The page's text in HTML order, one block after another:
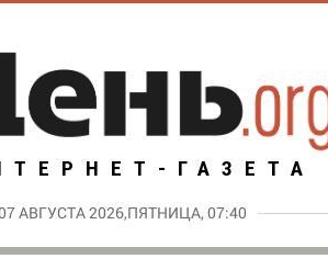
ГАЗЕТА
АВГУСТА 2026,ПЯТНИЦА, 07:40